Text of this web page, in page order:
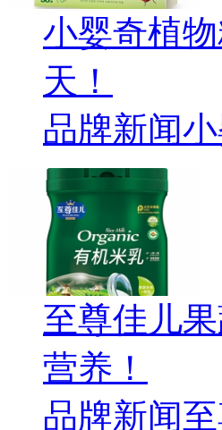
小婴奇植
天！
品牌新闻
至尊佳儿
营养！
品牌新闻